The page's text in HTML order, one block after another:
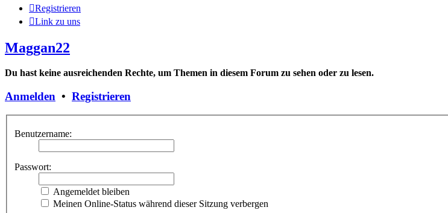
Registrieren
Link zu uns
Maggan22
Du hast keine ausreichenden Rechte, um Themen in diesem Forum zu sehen oder zu lesen.
Anmelden • Registrieren
Benutzername:
Passwort:
Angemeldet bleiben
Meinen Online-Status während dieser Sitzung verbergen